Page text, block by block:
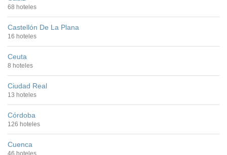
68 hoteles
Castellón De La Plana
16 hoteles
Ceuta
8 hoteles
Ciudad Real
13 hoteles
Córdoba
126 hoteles
Cuenca
46 hoteles